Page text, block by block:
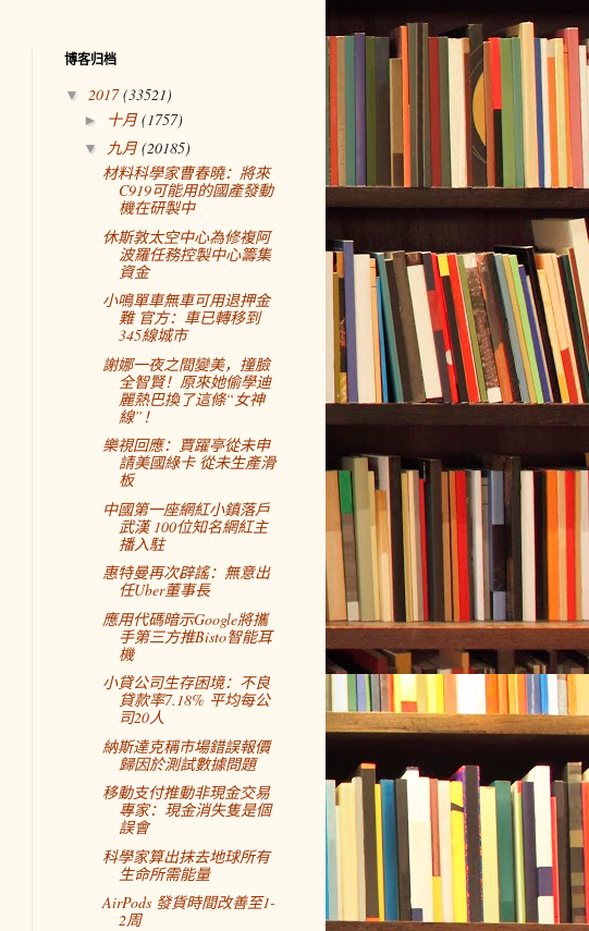
博客归档
▼ 2017(33521)
► 十月(1757)
▼ 九月(20185)
材料科學家曹春曉：將來
C919可能用的國產發動
機在研製中
休斯敦太空中心為修複阿
波羅任務控製中心籌集
資金
小鳴單車無車可用退押金
難 官方：車已轉移到
345線城市
謝娜一夜之間變美，撞臉
全智賢！原來她偷學迪
麗熱巴換了這條“女神
線”！
樂視回應：賈躍亭從未申
請美國綠卡 從未生產滑
板
中國第一座網紅小鎮落戶
武漢 100位知名網紅主
播入駐
惠特曼再次辟謠：無意出
任Uber董事長
應用代碼暗示Google將攜
手第三方推Bisto智能耳
機
小貸公司生存困境：不良
貸款率7.18% 平均每公
司20人
納斯達克稱市場錯誤報價
歸因於測試數據問題
移動支付推動非現金交易
專家：現金消失隻是個
誤會
科學家算出抹去地球所有
生命所需能量
AirPods 發貨時間改善至1-
2周